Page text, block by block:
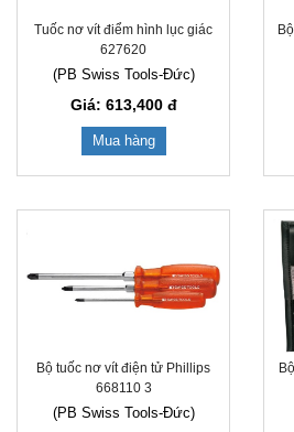
Tuốc nơ vít điểm hình lục giác
627620
(PB Swiss Tools-Đức)
Giá: 613,400đ
Mua hàng
Bộ tuốc nơ vít điện tử Phillips
668110 3
(PB Swiss Tools-Đức)